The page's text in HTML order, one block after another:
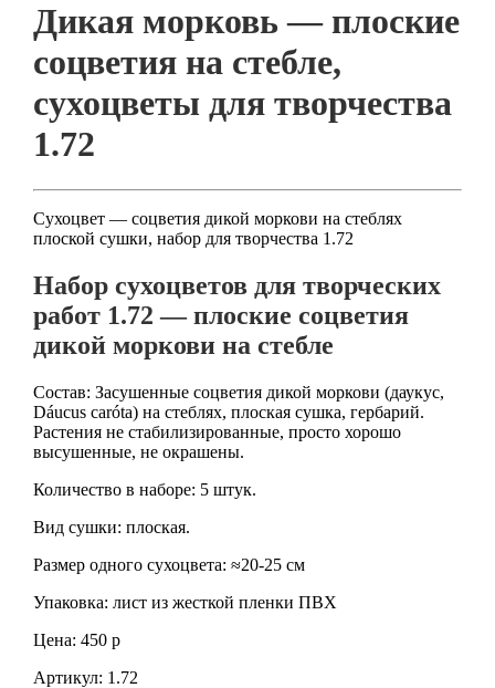
Дикая морковь — плоские
соцветия на стебле,
сухоцветы для творчества
1.72
Сухоцвет — соцветия дикой моркови на стеблях
плоской сушки, набор для творчества 1.72
Набор сухоцветов для творческих
работ 1.72 — плоские соцветия
дикой моркови на стебле
Состав: Засушенные соцветия дикой моркови (даукус,
Dáucus caróta) на стеблях, плоская сушка, гербарий.
Растения не стабилизированные, просто хорошо
высушенные, не окрашены.
Количество в наборе: 5 штук.
Вид сушки: плоская.
Размер одного сухоцвета: ≈20-25 см
Упаковка: лист из жесткой пленки ПВХ
Цена: 450 р
Артикул: 1.72